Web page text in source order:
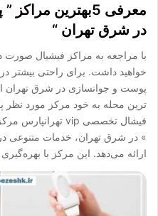
معرفی 5بهترین
در شرق تهران “
با مراجعه به مراکز فیشیال
خواهید داشت. برای راحتی بیشتر
پوست و جوانسازی در شرق تهران
ترین محله به خود مرکز مورد نظر
» در شرق تهران، خدمات متنوعی
ارائه می‌دهد. این مرکز با